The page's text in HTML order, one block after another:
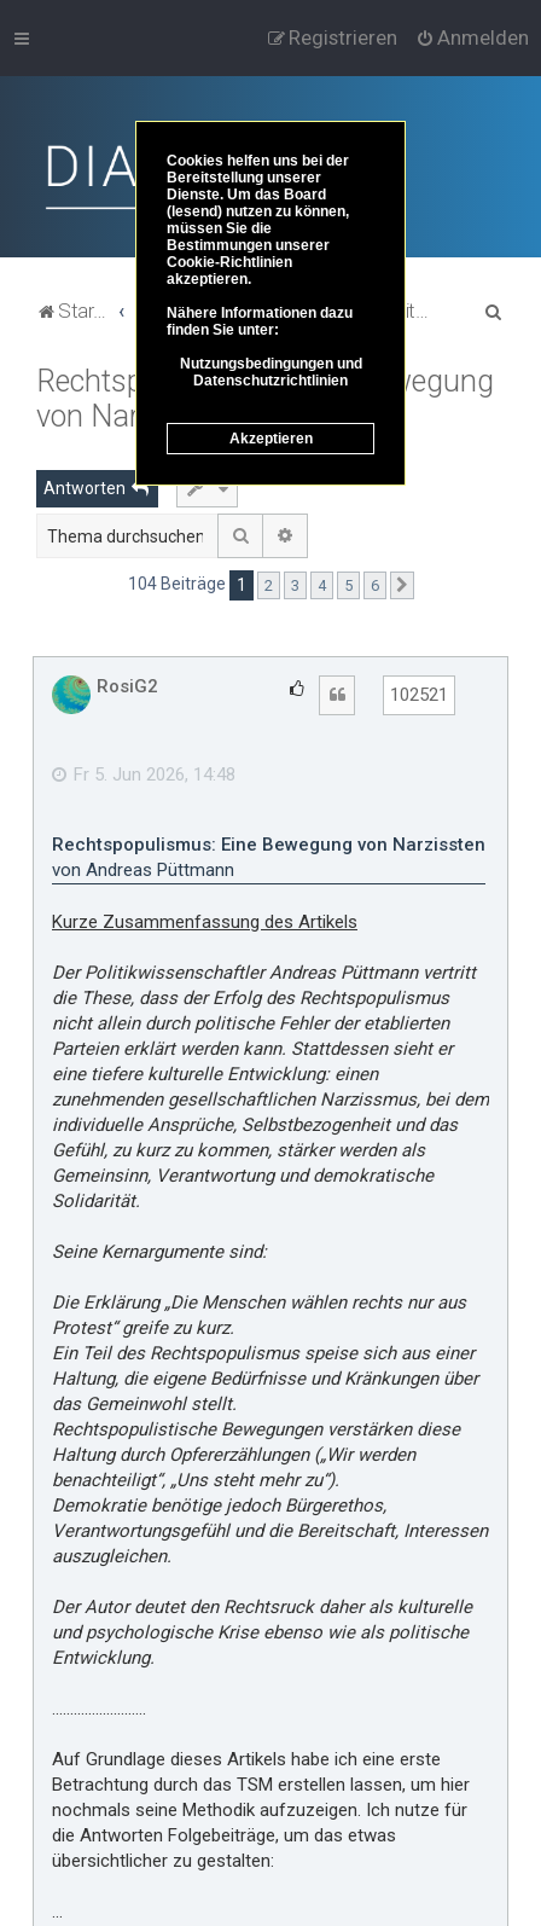
Anmelden
Registrieren
Startseite Portal Foren-Übersicht Dies und das ... Zeitgeschehen und Zeitgeschichte
Rechtspopulismus: Eine Bewegung
von Narzissten
Antworten
Suche
104 Beiträge 1 2 3 4 5 6
RosiG2
t
r
102521
Fr 5. Jun 2026, 14:48
Rechtspopulismus: Eine Bewegung von Narzissten
von Andreas Püttmann
Kurze Zusammenfassung des Artikels
Der Politikwissenschaftler Andreas Püttmann vertritt
die These, dass der Erfolg des Rechtspopulismus
nicht allein durch politische Fehler der etablierten
Parteien erklärt werden kann. Stattdessen sieht er
eine tiefere kulturelle Entwicklung: einen
zunehmenden gesellschaftlichen Narzissmus, bei dem
individuelle Ansprüche, Selbstbezogenheit und das
Gefühl, zu kurz zu kommen, stärker werden als
Gemeinsinn, Verantwortung und demokratische
Solidarität.
Seine Kernargumente sind:
Die Erklärung „Die Menschen wählen rechts nur aus
Protest“ greife zu kurz.
Ein Teil des Rechtspopulismus speise sich aus einer
Haltung, die eigene Bedürfnisse und Kränkungen über
das Gemeinwohl stellt.
Rechtspopulistische Bewegungen verstärken diese
Haltung durch Opfererzählungen („Wir werden
benachteiligt“, „Uns steht mehr zu“).
Demokratie benötige jedoch Bürgerethos,
Verantwortungsgefühl und die Bereitschaft, Interessen
auszugleichen.
Der Autor deutet den Rechtsruck daher als kulturelle
und psychologische Krise ebenso wie als politische
Entwicklung.
Auf Grundlage dieses Artikels habe ich eine erste
Betrachtung durch das TSM erstellen lassen, um hier
nochmals seine Methodik aufzuzeigen. Ich nutze für
die Antworten Folgebeiträge, um das etwas
übersichtlicher zu gestalten:
Cookies helfen uns bei der
Bereitstellung unserer
Dienste. Um das Board
(lesend) nutzen zu können,
müssen Sie die
Bestimmungen unserer
Cookie-Richtlinien
akzeptieren.
Nähere Informationen dazu
finden Sie unter:
Nutzungsbedingungen und
Datenschutzrichtlinien
Akzeptieren